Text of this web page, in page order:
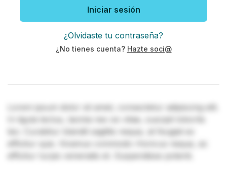
Lorem ipsum dolor sit amet, consectetur adipiscing elit.
In ligula lectus, lacinia nec ex vitae, suscipit lobortis
leo. Curabitur blandit sagittis neque, at feugiat ex
efficitur quis. Vivamus commodo rhoncus neque, ac
efficitur turpis venenatis et. Suspendisse potenti.
Iniciar sesión
¿Olvidaste tu contraseña?
¿No tienes cuenta? Hazte soci@